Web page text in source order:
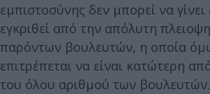
εμπιστοσύνης δεν μπορεί να
εγκριθεί από την απόλυτη
παρόντων βουλευτών, η οποία
επιτρέπεται να είναι κατώτερη
του όλου αριθμού των